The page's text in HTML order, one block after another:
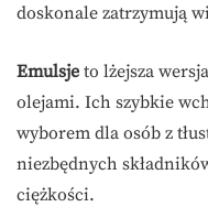
doskonale zatrzymują
Emulsje to lżejsza
olejami. Ich szybkie
wyborem dla osób z
niezbędnych
ciężkości.